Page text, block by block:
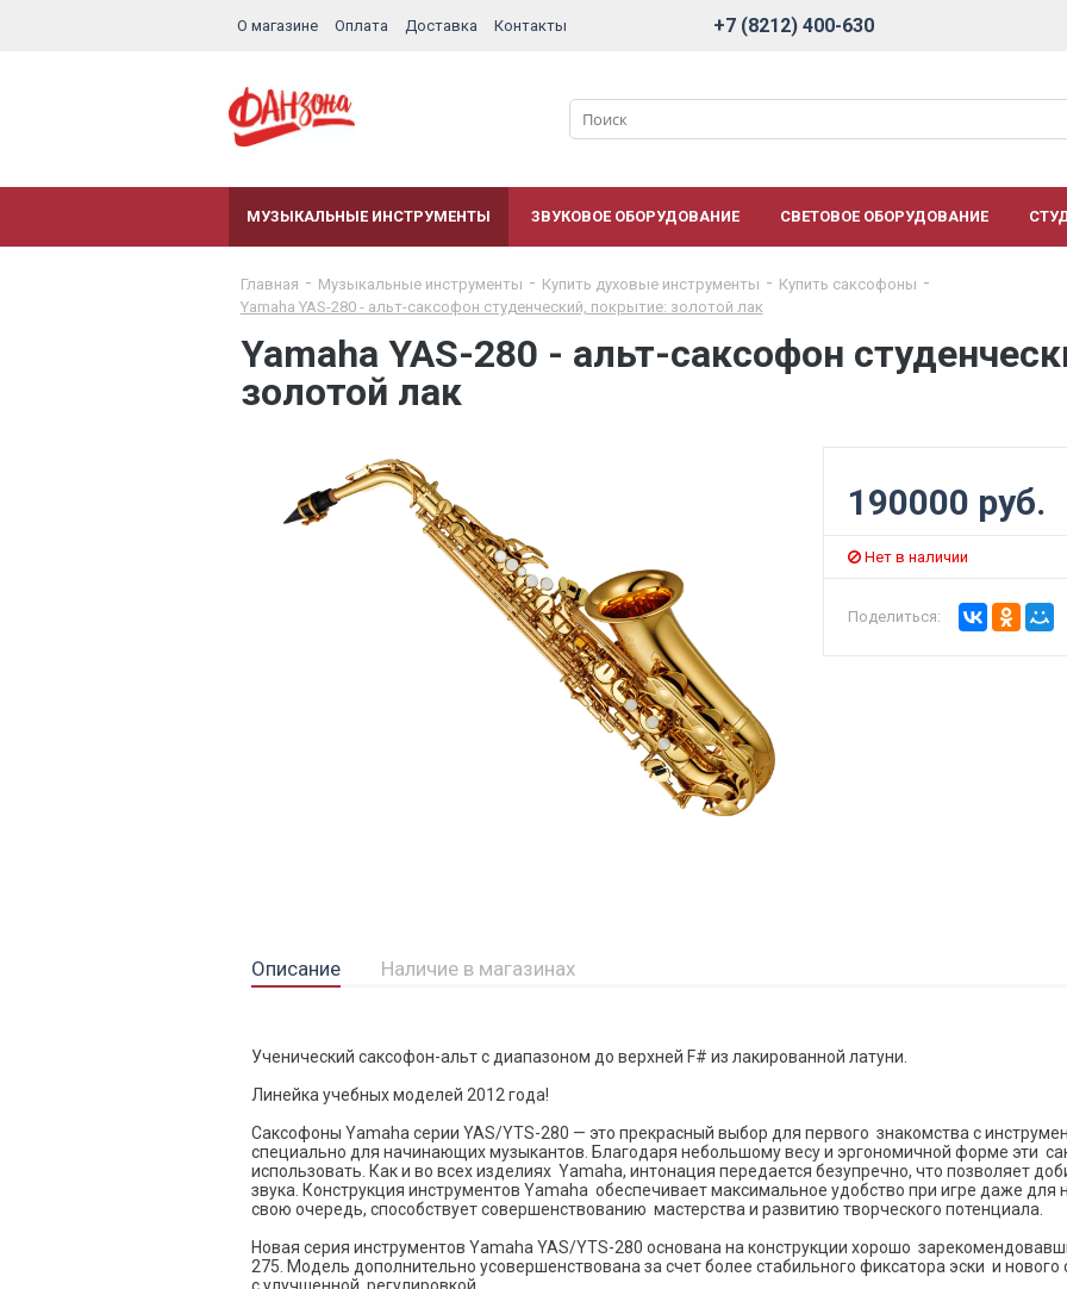
О магазине Оплата Доставка Контакты +7 (8212) 400-630
МУЗЫКАЛЬНЫЕ ИНСТРУМЕНТЫ ЗВУКОВОЕ ОБОРУДОВАНИЕ СВЕТОВОЕ ОБОРУДОВАНИЕ
Главная Музыкальные инструменты Купить духовые инструменты
Купить саксофоны
Yamaha YAS-280 - альт-саксофон студенческий, покрытие: золотой лак
Yamaha YAS-280 - альт-саксофон
золотой лак
190000 руб.
Нет в наличии
Поделиться:
Описание Наличие в магазинах
Ученический саксофон-альт с диапазоном до верхней F# из лакированной латуни.
Линейка учебных моделей 2012 года!
Саксофоны Yamaha серии YAS/YTS-280 — это прекрасный выбор для первого знакомства с
специально для начинающих музыкантов. Благодаря небольшому весу и эргономичной форме эти
использовать. Как и во всех изделиях Yamaha, интонация передается безупречно, что позволяет
звука. Конструкция инструментов Yamaha обеспечивает максимальное удобство при игре даже
свою очередь, способствует совершенствованию мастерства и развитию творческого потенциала.
Новая серия инструментов Yamaha YAS/YTS-280 основана на конструкции хорошо
275. Модель дополнительно усовершенствована за счет более стабильного фиксатора эски и